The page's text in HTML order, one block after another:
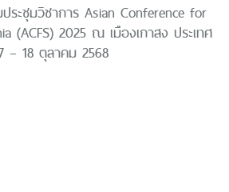
ระชุมวิชาการ Asian Conference for
(ACFS) 2025 ณ เมืองเกาสง ประเทศ
– 18 ตุลาคม 2568